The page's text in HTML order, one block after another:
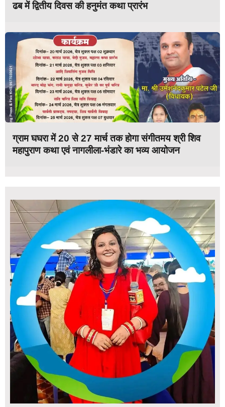
ढब में द्वितीय दिवस की हनुमंत कथा प्रारंभ
ग्राम घघरा में 20 से 27 मार्च तक होगा संगीतमय श्री शिव
महापुराण कथा एवं नागलीला-भंडारे का भव्य आयोजन